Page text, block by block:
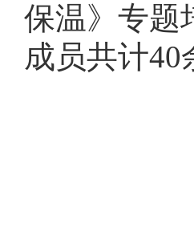
保温》专题
成员共计40